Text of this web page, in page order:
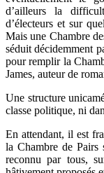
d’ailleurs la
d’électeurs et sur
Mais une Chambre
séduit décidemment
pour remplir la
James, auteur de
Une structure
classe politique, ni
En attendant, il est
la Chambre de Pairs
reconnu par tous,